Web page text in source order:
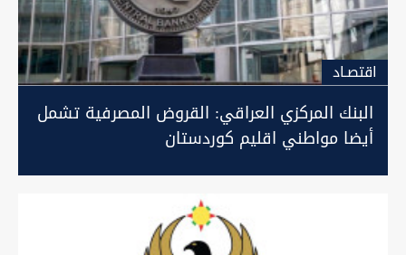
اقتصـاد
البنك المركزي العراقي: القروض المصرفية تشمل
أيضا مواطني اقليم كوردستان